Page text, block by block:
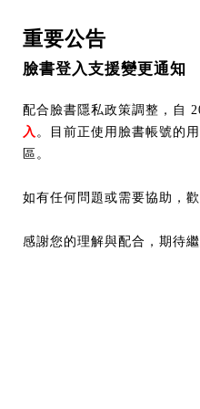
重要公告
臉書登入支援變更通知
配合臉書隱私政策調整，自
入 。目前正使用臉書帳號的
區。
如有任何問題或需要協助，
感謝您的理解與配合，期待